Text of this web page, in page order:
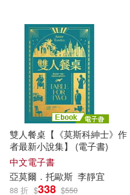
其他 (可複選)
現在可購買商品(15)
作者/演唱/譯/編/繪(18)
價格
範圍
雙人餐桌【《莫斯科紳士》作
者最新小說集】 (電子書)
中文電子書
亞莫爾 ． 托歐斯 李靜宜
88 折 $338 $550